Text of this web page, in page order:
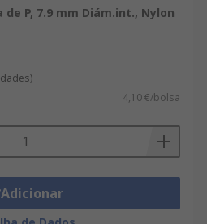
de P, 7.9 mm Diám.int., Nylon
4,10 €/bolsa
Adicionar